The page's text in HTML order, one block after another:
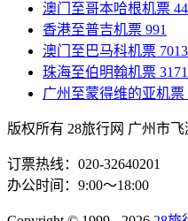
澳门至哥本哈根机票
香港至普吉机票 991
澳门至巴马科机票 7013
珠海至伯明翰机票 3171
广州至蒙得维的亚机票
版权所有 28旅行网 广州市
订票热线：020-32640201
办公时间：9:00～18:00